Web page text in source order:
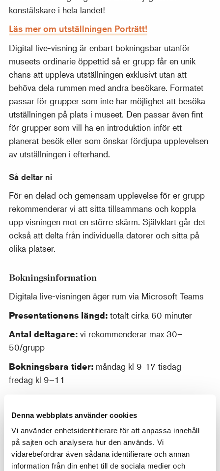
Denna webbplats använder cookies
Vi använder enhetsidentifierare för att anpassa innehåll
på sajten och analysera hur den används. Vi
vidarebefordrar även sådana identifierare och annan
information från din enhet till de sociala medier och
konstälskare i hela landet!
Läs mer om utställningen Porträtt!
Digital live-visning är enbart bokningsbar utanför
museets ordinarie öppettid så er grupp får en unik
chans att uppleva utställningen exklusivt utan att
behöva dela rummen med andra besökare. Formatet
passar för grupper som inte har möjlighet att besöka
utställningen på plats i museet. Den passar även fint
för grupper som vill ha en introduktion inför ett
planerat besök eller som önskar fördjupa upplevelsen
av utställningen i efterhand.
Så deltar ni
För en delad och gemensam upplevelse för er grupp
rekommenderar vi att sitta tillsammans och koppla
upp visningen mot en större skärm. Självklart går det
också att delta från individuella datorer och sitta på
olika platser.
Bokningsinformation
Digitala live-visningen äger rum via Microsoft Teams
Presentationens längd: totalt cirka 60 minuter
Antal deltagare: vi rekommenderar max 30–
50/grupp
Bokningsbara tider: måndag kl 9-17 tisdag-
fredag kl 9–11
Betalning:mot faktura
Bokning och kontakt
Fyll gärna i vårt webbformulär med bokningsförfrågan